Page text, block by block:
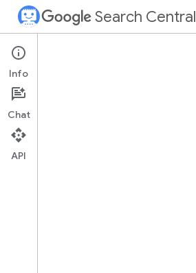
Search Central
Documentation
Info
Chat
API